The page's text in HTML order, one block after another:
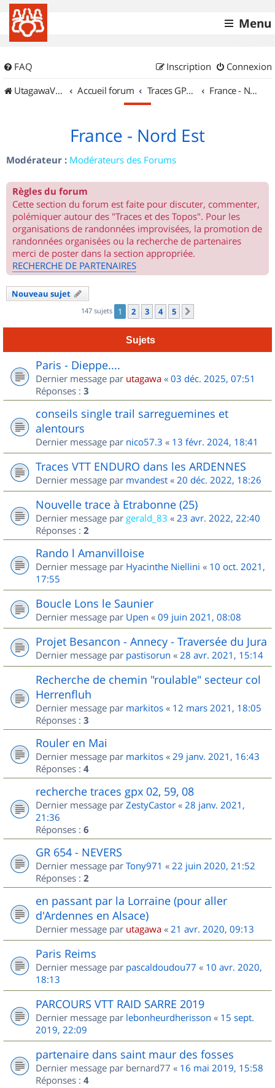
Menu
FAQ Connexion
Inscription
UtagawaVTT (Randos VTT et VTTAE avec traces GPS)
Accueil forum Traces GPS de randos VTT France - Nord Est
France - Nord Est
Modérateur : Modérateurs des Forums
Règles du forum
Cette section du forum est faite pour discuter, commenter,
polémiquer autour des "Traces et des Topos". Pour les
organisations de randonnées improvisées, la promotion de
randonnées organisées ou la recherche de partenaires
merci de poster dans la section appropriée.
RECHERCHE DE PARTENAIRES
Nouveau sujet
147 sujets 1 2 3 4 5
Sujets
Paris - Dieppe....
Dernier message par utagawa « 03 déc. 2025, 07:51
Réponses : 3
conseils single trail sarreguemines et
alentours
Dernier message par nico57.3 « 13 févr. 2024, 18:41
Traces VTT ENDURO dans les ARDENNES
Dernier message par mvandest « 20 déc. 2022, 18:26
Nouvelle trace à Etrabonne (25)
Dernier message par gerald_83 « 23 avr. 2022, 22:40
Réponses : 2
Rando l Amanvilloise
Dernier message par Hyacinthe Niellini « 10 oct. 2021,
17:55
Boucle Lons le Saunier
Dernier message par Upen « 09 juin 2021, 08:08
Projet Besancon - Annecy - Traversée du Jura
Dernier message par pastisorun « 28 avr. 2021, 15:14
Recherche de chemin "roulable" secteur col
Herrenfluh
Dernier message par markitos « 12 mars 2021, 18:05
Réponses : 3
Rouler en Mai
Dernier message par markitos « 29 janv. 2021, 16:43
Réponses : 4
recherche traces gpx 02, 59, 08
Dernier message par ZestyCastor « 28 janv. 2021,
21:36
Réponses : 6
GR 654 - NEVERS
Dernier message par Tony971 « 22 juin 2020, 21:52
Réponses : 2
en passant par la Lorraine (pour aller
d'Ardennes en Alsace)
Dernier message par utagawa « 21 avr. 2020, 09:13
Paris Reims
Dernier message par pascaldoudou77 « 10 avr. 2020,
18:13
PARCOURS VTT RAID SARRE 2019
Dernier message par lebonheurdherisson « 15 sept.
2019, 22:09
partenaire dans saint maur des fosses
Dernier message par bernard77 « 16 mai 2019, 15:58
Réponses : 4